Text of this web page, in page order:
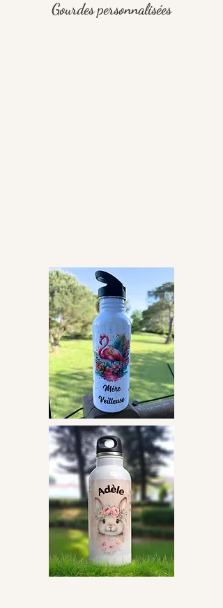
Gourdes personnalisées